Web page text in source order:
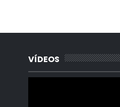
VÍDEOS